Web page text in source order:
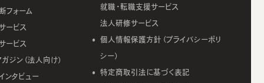
フォーム
ービス
ービス
ジン（法人向け）
ンタビュー
就職・転職支援サービス
法人研修サービス
個人情報保護方針（プライバシーポリ
シー）
特定商取引法に基づく表記